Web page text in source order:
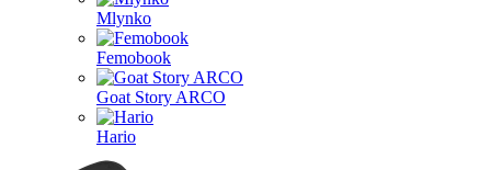
Mlynko
Femobook
Goat Story ARCO
Hario